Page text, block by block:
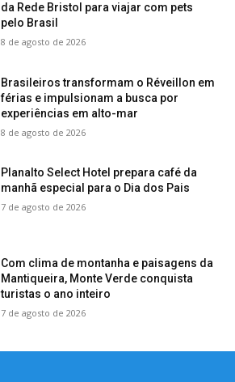
da Rede Bristol para viajar com pets
pelo Brasil
8 de agosto de 2026
Brasileiros transformam o Réveillon em
férias e impulsionam a busca por
experiências em alto-mar
8 de agosto de 2026
Planalto Select Hotel prepara café da
manhã especial para o Dia dos Pais
7 de agosto de 2026
Com clima de montanha e paisagens da
Mantiqueira, Monte Verde conquista
turistas o ano inteiro
7 de agosto de 2026